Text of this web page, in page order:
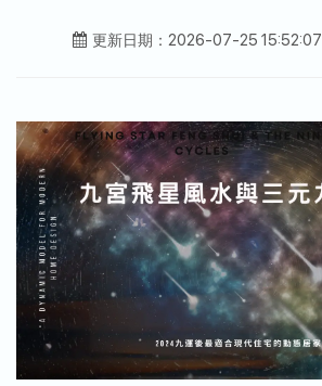
更新日期：2026-07-25 15:52:07